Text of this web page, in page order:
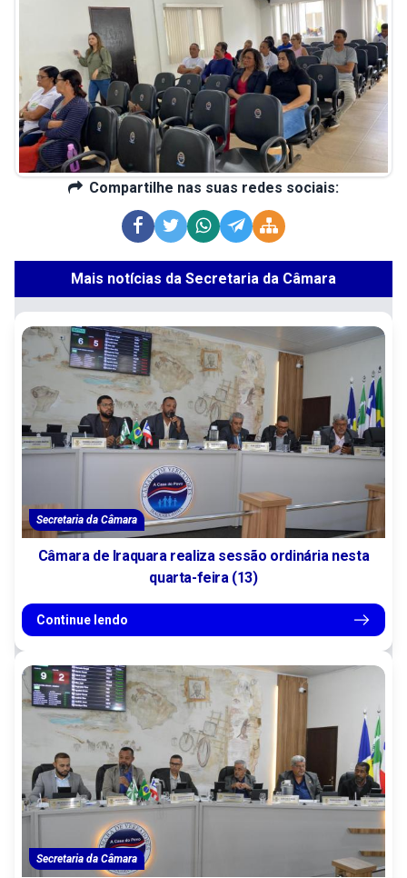
Compartilhe nas suas redes sociais:
Mais notícias da Secretaria da Câmara
Secretaria da Câmara
Câmara de Iraquara realiza sessão ordinária nesta
quarta-feira (13)
Continue lendo
Secretaria da Câmara